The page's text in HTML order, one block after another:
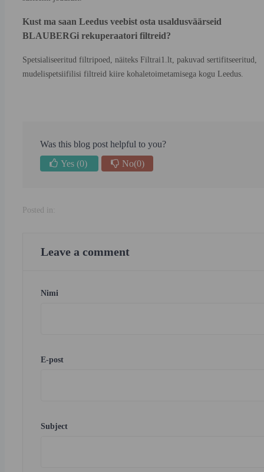
Kust ma saan Leedus veebist osta usaldusväärseid
BLAUBERGi rekuperaatori filtreid?
Spetsialiseeritud filtripoed, näiteks Filtrai1.lt, pakuvad sertifitseeritud,
mudelispetsiifilisi filtreid kiire kohaletoimetamisega kogu Leedus.
Was this blog post helpful to you?
Yes (0) No(0)
Posted in:
Leave a comment
Nimi
E-post
Subject